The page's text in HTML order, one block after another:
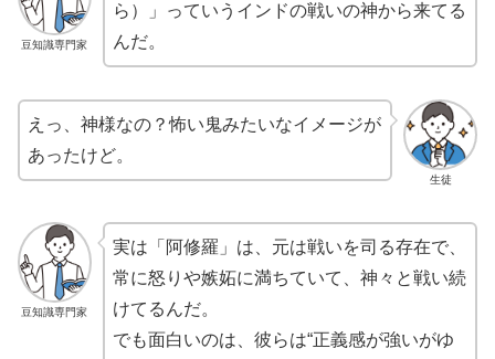
豆知識専門家
ら）」っていうインドの戦いの神から来てる
んだ。
生徒
えっ、神様なの？怖い鬼みたいなイメージが
あったけど。
豆知識専門家
実は「阿修羅」は、元は戦いを司る存在で、
常に怒りや嫉妬に満ちていて、神々と戦い続
けてるんだ。
でも面白いのは、彼らは“正義感が強いがゆ